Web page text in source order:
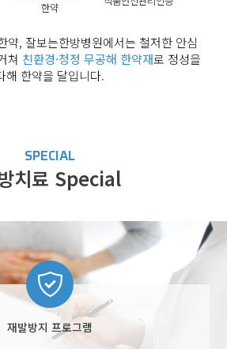
한약
약, 잘보는한방병원에서는 철저한 안심
쳐 친환경·청정 무공해 한약재로 정성을
해 한약을 달입니다.
SPECIAL
치료 Special
재발방지 프로그램